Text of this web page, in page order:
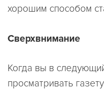
хорошим способом
Сверхвнимание
Когда вы в
просматривать